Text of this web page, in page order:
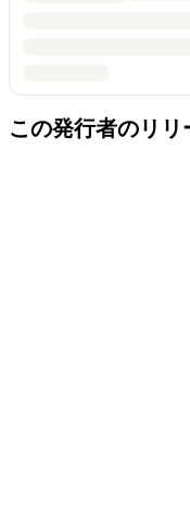
この発行者のリリ